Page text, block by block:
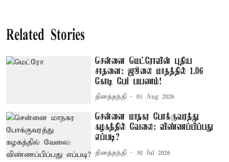
Related Stories
சென்னை மெட்ரோவின் புதிய
சாதனை: ஜூலை மாதத்தில் 1.06
கோடி பேர் பயணம்!
தினத்தந்தி 01 Aug 2026
சென்னை மாநகர போக்குவரத்து
கழகத்தில் வேலை: விண்ணப்பிப்பது
எப்படி?
தினத்தந்தி 30 Jul 2026